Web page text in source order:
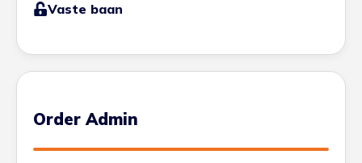
Vaste baan
Order Admin